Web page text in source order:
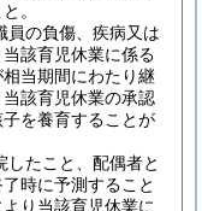
。
員の負傷、疾病又は
該育児休業に係る
当期間にわたり継
該育児休業の承認
を養育することが
たこと、配偶者と
時に予測すること
り当該育児休業に